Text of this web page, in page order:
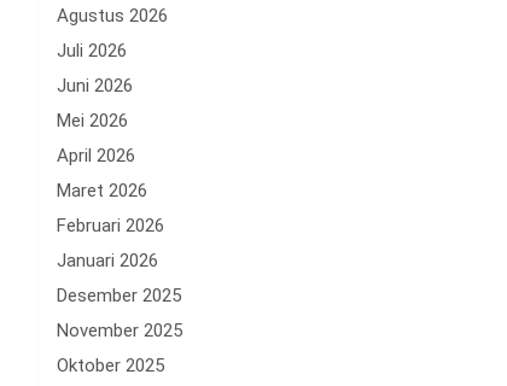
Agustus 2026
Juli 2026
Juni 2026
Mei 2026
April 2026
Maret 2026
Februari 2026
Januari 2026
Desember 2025
November 2025
Oktober 2025